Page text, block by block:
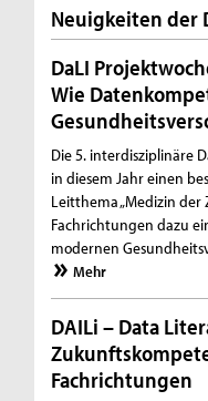
Neuigkeiten der
DaLI
Wie
Die 5. interdisziplinäre
in diesem Jahr einen
Leitthema „Medizin
Fachrichtungen dazu
modernen
Mehr
DAILi – Data
Fachrichtungen